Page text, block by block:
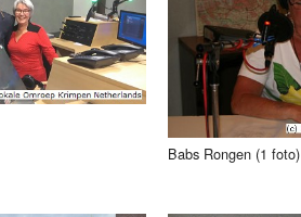
Babs Rongen (1 foto)